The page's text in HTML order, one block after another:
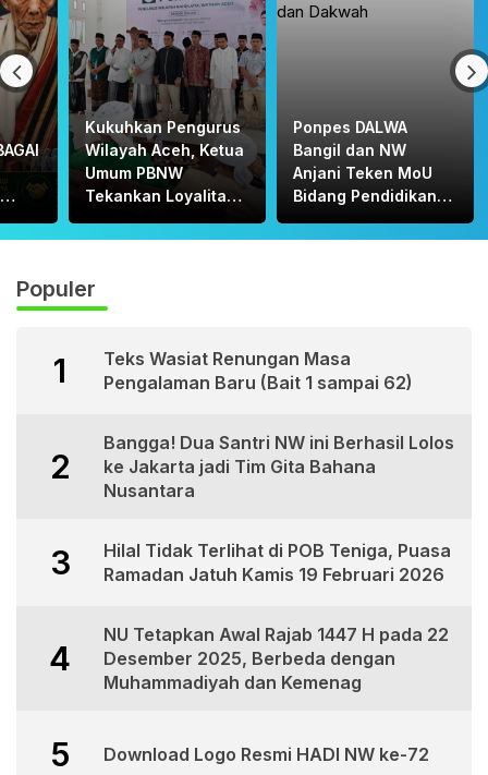
Kukuhkan Pengurus
Wilayah Aceh, Ketua
Umum PBNW
Tekankan Loyalitas
“MAULANA”
Ponpes DALWA
Bangil dan NW
Anjani Teken MoU
Bidang Pendidikan
Populer
1
Teks Wasiat Renungan Masa
Pengalaman Baru (Bait 1 sampai 62)
2
Bangga! Dua Santri NW ini Berhasil Lolos
ke Jakarta jadi Tim Gita Bahana
Nusantara
3
Hilal Tidak Terlihat di POB Teniga, Puasa
Ramadan Jatuh Kamis 19 Februari 2026
4
NU Tetapkan Awal Rajab 1447 H pada 22
Desember 2025, Berbeda dengan
Muhammadiyah dan Kemenag
5 Download Logo Resmi HADI NW ke-72